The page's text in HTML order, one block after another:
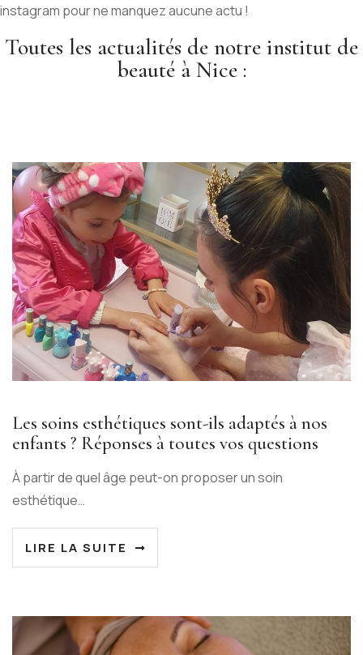
instagram pour ne manquez aucune actu !
Toutes les actualités de notre institut de
beauté à Nice :
Les soins esthétiques sont-ils adaptés à nos
enfants ? Réponses à toutes vos questions
À partir de quel âge peut-on proposer un soin
esthétique…
LIRE LA SUITE